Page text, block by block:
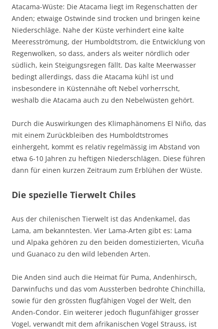
Atacama-Wüste: Die Atacama liegt im Regenschatten der
Anden; etwaige Ostwinde sind trocken und bringen keine
Niederschläge. Nahe der Küste verhindert eine kalte
Meeresströmung, der Humboldtstrom, die Entwicklung von
Regenwolken, so dass, anders als weiter nördlich oder
südlich, kein Steigungsregen fällt. Das kalte Meerwasser
bedingt allerdings, dass die Atacama kühl ist und
insbesondere in Küstennähe oft Nebel vorherrscht,
weshalb die Atacama auch zu den Nebelwüsten gehört.
Durch die Auswirkungen des Klimaphänomens El Niño, das
mit einem Zurückbleiben des Humboldtstromes
einhergeht, kommt es relativ regelmässig im Abstand von
etwa 6-10 Jahren zu heftigen Niederschlägen. Diese führen
dann für einen kurzen Zeitraum zum Erblühen der Wüste.
Die spezielle Tierwelt Chiles
Aus der chilenischen Tierwelt ist das Andenkamel, das
Lama, am bekanntesten. Vier Lama-Arten gibt es: Lama
und Alpaka gehören zu den beiden domestizierten, Vicuña
und Guanaco zu den wild lebenden Arten.
Die Anden sind auch die Heimat für Puma, Andenhirsch,
Darwinfuchs und das vom Aussterben bedrohte Chinchilla,
sowie für den grössten flugfähigen Vogel der Welt, den
Anden-Condor. Ein weiterer jedoch flugunfähiger grosser
Vogel, verwandt mit dem afrikanischen Vogel Strauss, ist